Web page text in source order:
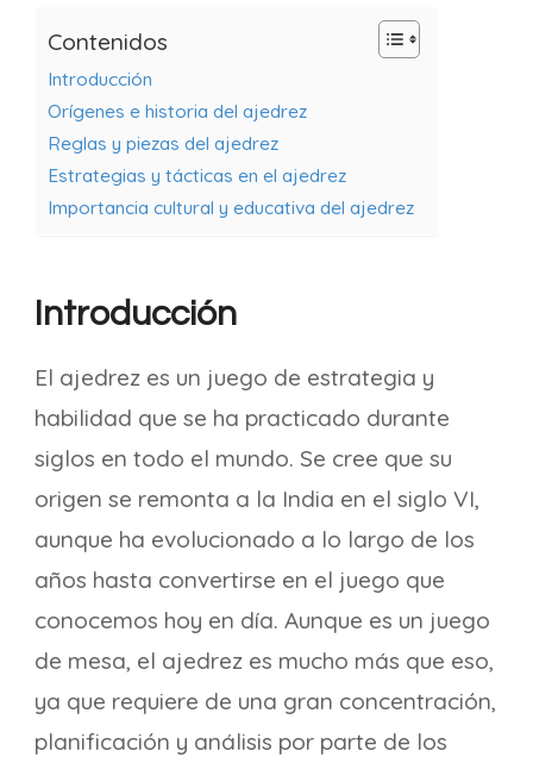
Contenidos
Introducción
Orígenes e historia del ajedrez
Reglas y piezas del ajedrez
Estrategias y tácticas en el ajedrez
Importancia cultural y educativa del ajedrez
Introducción
El ajedrez es un juego de estrategia y
habilidad que se ha practicado durante
siglos en todo el mundo. Se cree que su
origen se remonta a la India en el siglo VI,
aunque ha evolucionado a lo largo de los
años hasta convertirse en el juego que
conocemos hoy en día. Aunque es un juego
de mesa, el ajedrez es mucho más que eso,
ya que requiere de una gran concentración,
planificación y análisis por parte de los